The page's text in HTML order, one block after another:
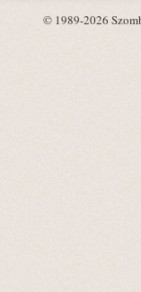
© 1989-2026